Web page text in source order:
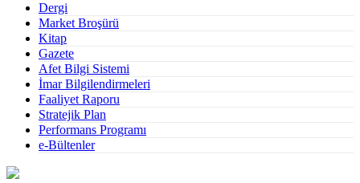
Dergi
Market Broşürü
Kitap
Gazete
Afet Bilgi Sistemi
İmar Bilgilendirmeleri
Faaliyet Raporu
Stratejik Plan
Performans Programı
e-Bültenler